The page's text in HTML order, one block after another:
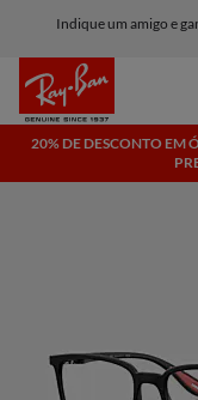
Indique um amigo e
20% DE DESCONTO EM